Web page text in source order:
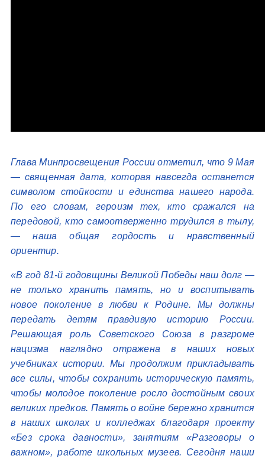
Глава Минпросвещения России отметил, что 9 Мая
— священная дата, которая навсегда останется
символом стойкости и единства нашего народа.
По его словам, героизм тех, кто сражался на
передовой, кто самоотверженно трудился в тылу,
— наша общая гордость и нравственный
ориентир.
«В год 81-й годовщины Великой Победы наш долг —
не только хранить память, но и воспитывать
новое поколение в любви к Родине. Мы должны
передать детям правдивую историю России.
Решающая роль Советского Союза в разгроме
нацизма наглядно отражена в наших новых
учебниках истории. Мы продолжим прикладывать
все силы, чтобы сохранить историческую память,
чтобы молодое поколение росло достойным своих
великих предков. Память о войне бережно хранится
в наших школах и колледжах благодаря проекту
«Без срока давности», занятиям «Разговоры о
важном», работе школьных музеев. Сегодня наши